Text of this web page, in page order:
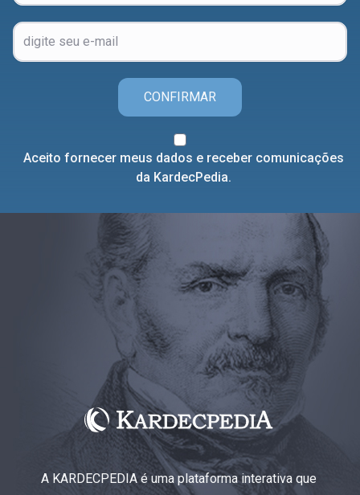
CONFIRMAR
Aceito fornecer meus dados e receber comunicações
da KardecPedia.
A KARDECPEDIA é uma plataforma interativa que